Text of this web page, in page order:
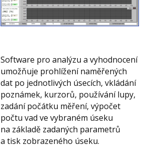
Software pro analýzu a vyhodnocení
umožňuje prohlížení naměřených
dat po jednotlivých úsecích, vkládání
poznámek, kurzorů, používání lupy,
zadání počátku měření, výpočet
počtu vad ve vybraném úseku
na základě zadaných parametrů
a tisk zobrazeného úseku.